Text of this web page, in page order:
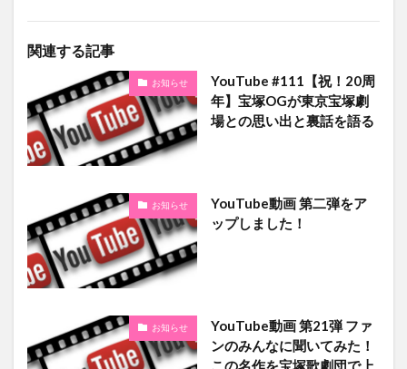
関連する記事
お知らせ
YouTube #111【祝！20周
年】宝塚OGが東京宝塚劇
場との思い出と裏話を語る
お知らせ
YouTube動画 第二弾をア
ップしました！
お知らせ
YouTube動画 第21弾 ファ
ンのみんなに聞いてみた！
この名作を宝塚歌劇団で上